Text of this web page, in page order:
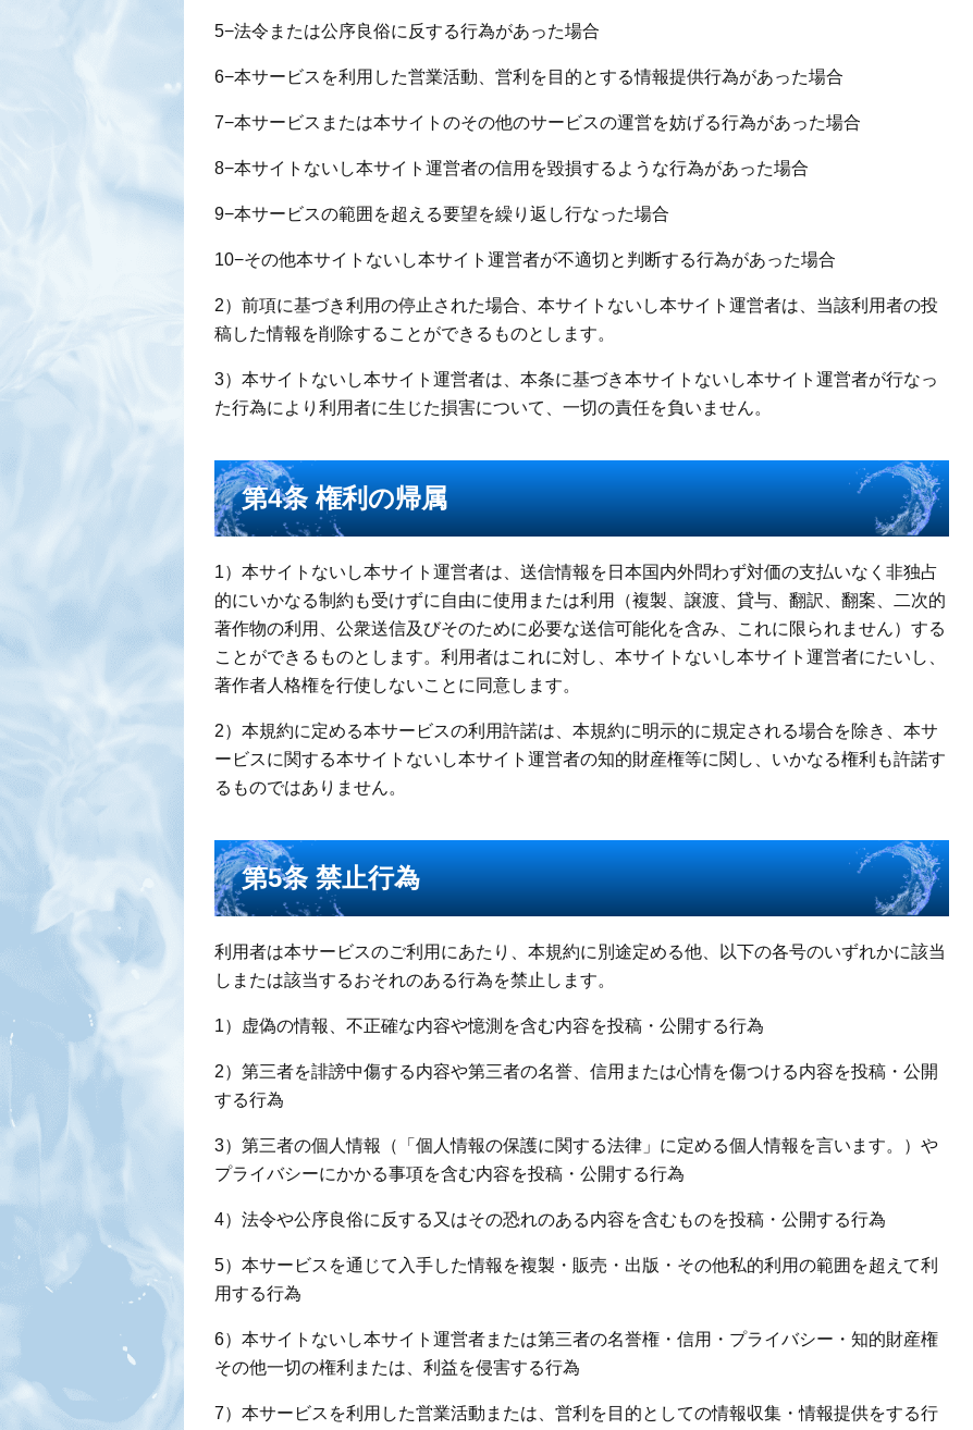
5−法令または公序良俗に反する行為があった場合
6−本サービスを利用した営業活動、営利を目的とする情報提供行為があった場合
7−本サービスまたは本サイトのその他のサービスの運営を妨げる行為があった場合
8−本サイトないし本サイト運営者の信用を毀損するような行為があった場合
9−本サービスの範囲を超える要望を繰り返し行なった場合
10−その他本サイトないし本サイト運営者が不適切と判断する行為があった場合
2）前項に基づき利用の停止された場合、本サイトないし本サイト運営者は、当該利用者の投
稿した情報を削除することができるものとします。
3）本サイトないし本サイト運営者は、本条に基づき本サイトないし本サイト運営者が行なっ
た行為により利用者に生じた損害について、一切の責任を負いません。
第4条 権利の帰属
1）本サイトないし本サイト運営者は、送信情報を日本国内外問わず対価の支払いなく非独占
的にいかなる制約も受けずに自由に使用または利用（複製、譲渡、貸与、翻訳、翻案、二次的
著作物の利用、公衆送信及びそのために必要な送信可能化を含み、これに限られません）する
ことができるものとします。利用者はこれに対し、本サイトないし本サイト運営者にたいし、
著作者人格権を行使しないことに同意します。
2）本規約に定める本サービスの利用許諾は、本規約に明示的に規定される場合を除き、本サ
ービスに関する本サイトないし本サイト運営者の知的財産権等に関し、いかなる権利も許諾す
るものではありません。
第5条 禁止行為
利用者は本サービスのご利用にあたり、本規約に別途定める他、以下の各号のいずれかに該当
しまたは該当するおそれのある行為を禁止します。
1）虚偽の情報、不正確な内容や憶測を含む内容を投稿・公開する行為
2）第三者を誹謗中傷する内容や第三者の名誉、信用または心情を傷つける内容を投稿・公開
する行為
3）第三者の個人情報（「個人情報の保護に関する法律」に定める個人情報を言います。）や
プライバシーにかかる事項を含む内容を投稿・公開する行為
4）法令や公序良俗に反する又はその恐れのある内容を含むものを投稿・公開する行為
5）本サービスを通じて入手した情報を複製・販売・出版・その他私的利用の範囲を超えて利
用する行為
6）本サイトないし本サイト運営者または第三者の名誉権・信用・プライバシー・知的財産権
その他一切の権利または、利益を侵害する行為
7）本サービスを利用した営業活動または、営利を目的としての情報収集・情報提供をする行